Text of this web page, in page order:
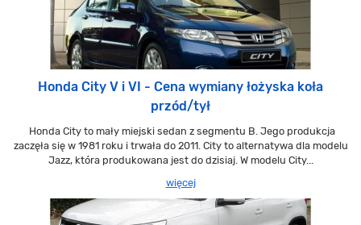
Honda City V i VI - Cena wymiany łożyska koła
przód/tył
Honda City to mały miejski sedan z segmentu B. Jego produkcja
zaczęła się w 1981 roku i trwała do 2011. City to alternatywa dla modelu
Jazz, która produkowana jest do dzisiaj. W modelu City...
więcej